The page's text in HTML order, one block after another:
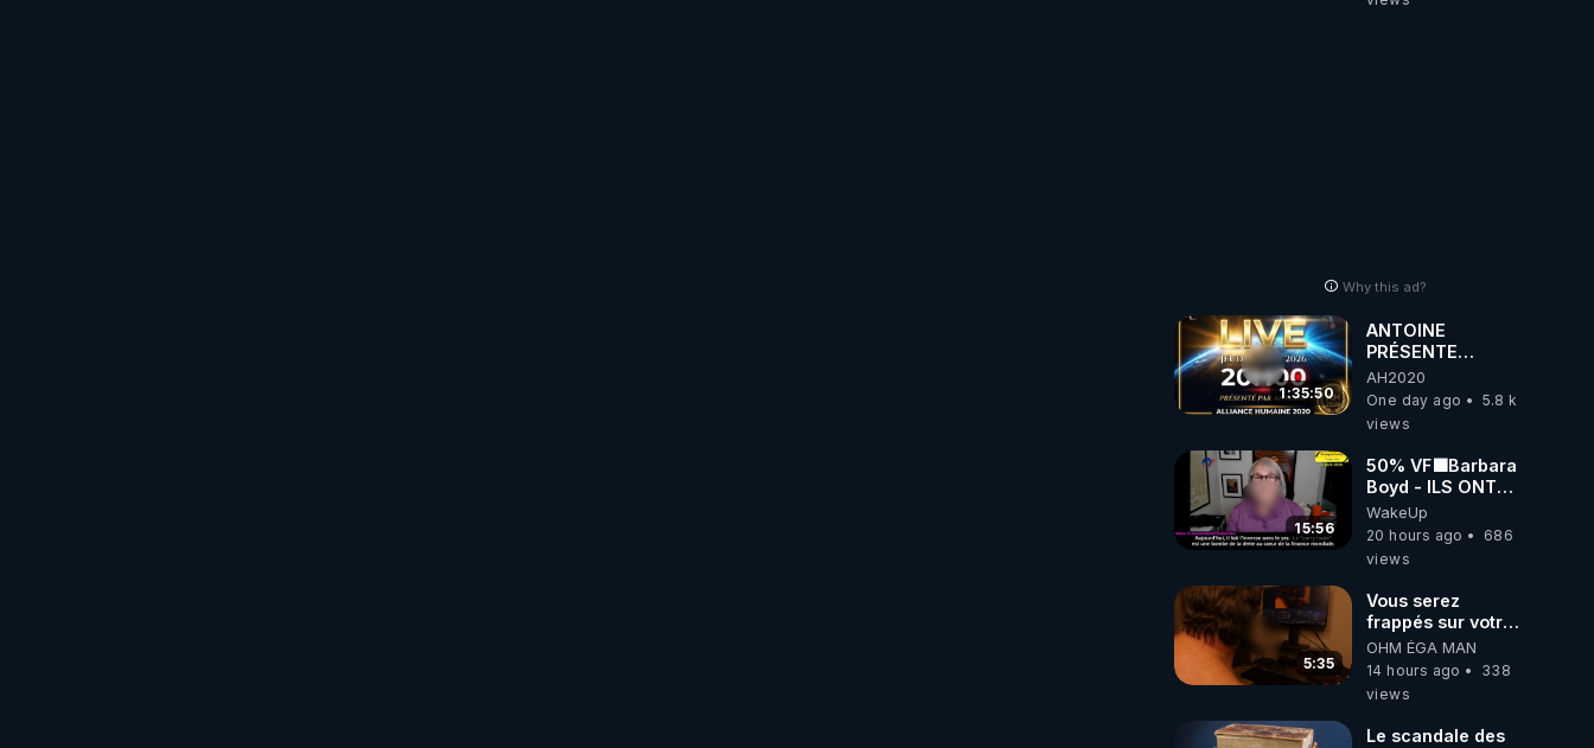
Why this ad?
1:35:50
ANTOINE
PRÉSENTE
AH2020 LE LIVE
20H ***DU
06/08/2026***
AH2020
One day ago
5.8 k
views
15:56
50% VF🟩Barbara
Boyd - ILS ONT
MENTI SUR TOUT
-Jocelyne
Traduction
WakeUp
20 hours ago
686
views
5:35
Vous serez
frappés sur votre
sol européens par
la faute des
dirigeants qui
le nez
OHM ÉGA MAN
14 hours ago
338
views
Le scandale des